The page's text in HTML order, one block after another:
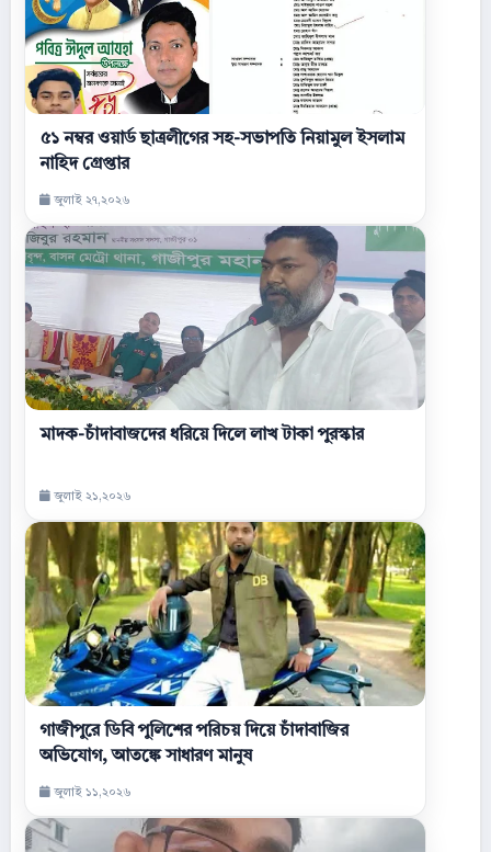
৫১ নম্বর ওয়ার্ড ছাত্রলীগের সহ-সভাপতি নিয়ামুল ইসলাম
নাহিদ গ্রেপ্তার
জুলাই ২৭,২০২৬
মাদক-চাঁদাবাজদের ধরিয়ে দিলে লাখ টাকা পুরস্কার
জুলাই ২১,২০২৬
গাজীপুরে ডিবি পুলিশের পরিচয় দিয়ে চাঁদাবাজির
অভিযোগ, আতঙ্কে সাধারণ মানুষ
জুলাই ১১,২০২৬